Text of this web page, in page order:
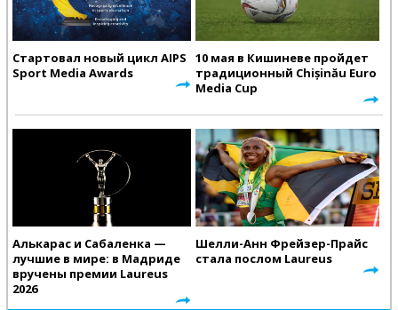
Стартовал новый цикл AIPS
Sport Media Awards
10 мая в Кишиневе пройдет
традиционный Chișinău Euro
Media Cup
Алькарас и Сабаленка —
лучшие в мире: в Мадриде
вручены премии Laureus
2026
Шелли-Анн Фрейзер-Прайс
стала послом Laureus